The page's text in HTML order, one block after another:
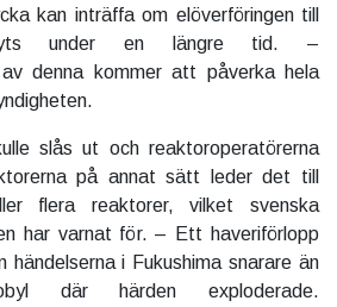
kan inträffa om elöverföringen till
under en längre tid. –
av denna kommer att påverka hela
slås ut och reaktoroperatörerna
på annat sätt leder det till
flera reaktorer, vilket svenska
har varnat för. – Ett haveriförlopp
händelserna i Fukushima snarare än
där härden exploderade.